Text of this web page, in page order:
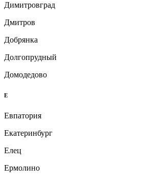
Димитровград
Дмитров
Добрянка
Долгопрудный
Домодедово
Е
Евпатория
Екатеринбург
Елец
Ермолино